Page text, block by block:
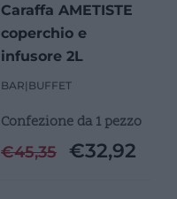
Caraffa AMETISTE
coperchio e
infusore 2L
BAR| BUFFET
Confezione da 1 pezzo
€45,35 €32,92